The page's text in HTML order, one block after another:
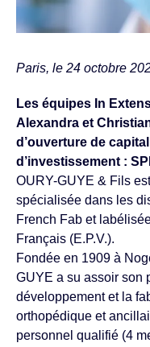
Paris, le 24 octobre
Les équipes In
Alexandra et
d’ouverture de
d’investissement :
OURY-GUYE & Fils
spécialisée dans les
French Fab et
Français (E.P.V.).
Fondée en 1909 à
GUYE a su assoir son
développement et la
orthopédique et
personnel qualifié (4